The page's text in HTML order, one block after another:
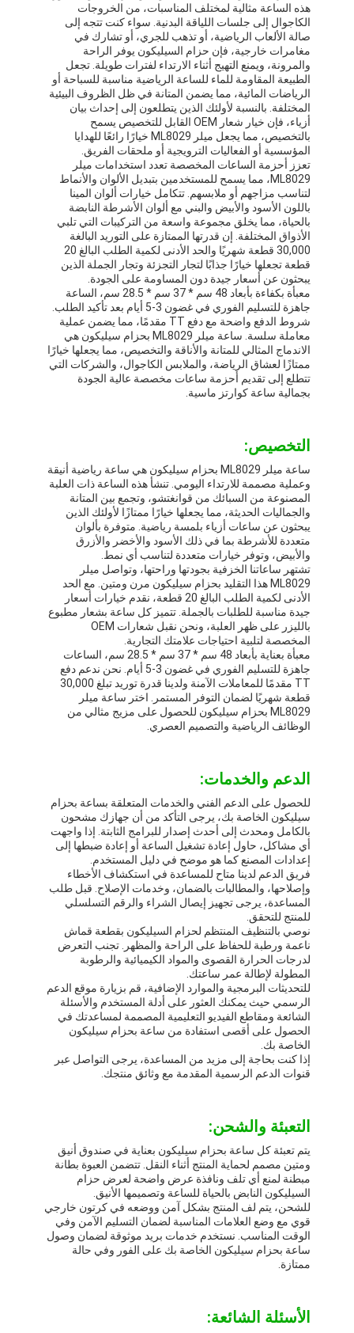
هذه الساعة مثالية لمختلف المناسبات، من الخروجات
الكاجوال إلى جلسات اللياقة البدنية. سواء كنت تتجه إلى
صالة الألعاب الرياضية، أو تذهب للجري، أو تشارك في
مغامرات خارجية، فإن حزام السيليكون يوفر الراحة
والمرونة، ويمنع التهيج أثناء الارتداء لفترات طويلة. تجعل
الطبيعة المقاومة للماء للساعة الرياضية مناسبة للسباحة أو
الرياضات المائية، مما يضمن المتانة في ظل الظروف البيئية
المختلفة. بالنسبة لأولئك الذين يتطلعون إلى إحداث بيان
أزياء، فإن خيار شعار OEM القابل للتخصيص يسمح
بالتخصيص، مما يجعل ميلر ML8029 خيارًا رائعًا للهدايا
المؤسسية أو الفعاليات الترويجية أو ملحقات الفريق.
تعزز أحزمة الساعات المخصصة تعدد استخدامات ميلر
ML8029، مما يسمح للمستخدمين بتبديل الألوان والأنماط
لتناسب مزاجهم أو ملابسهم. تتكامل خيارات ألوان المينا
باللون الأسود والأبيض والبني مع ألوان الأشرطة النابضة
بالحياة، مما يخلق مجموعة واسعة من التركيبات التي تلبي
الأذواق المختلفة. إن قدرتها الممتازة على التوريد البالغة
30,000 قطعة شهريًا والحد الأدنى لكمية الطلب البالغ 20
قطعة تجعلها خيارًا جذابًا لتجار التجزئة وتجار الجملة الذين
يبحثون عن أسعار جيدة دون المساومة على الجودة.
معبأة بكفاءة بأبعاد 48 سم * 37 سم * 28.5 سم، الساعة
جاهزة للتسليم الفوري في غضون 3-5 أيام بعد تأكيد الطلب.
شروط الدفع واضحة مع دفع TT مقدمًا، مما يضمن عملية
معاملة سلسة. ساعة ميلر ML8029 بحزام سيليكون هي
الاندماج المثالي للمتانة والأناقة والتخصيص، مما يجعلها خيارًا
ممتازًا لعشاق الرياضة، والملابس الكاجوال، والشركات التي
تتطلع إلى تقديم أحزمة ساعات مخصصة عالية الجودة
بجمالية ساعة كوارتز ماسية.
التخصيص:
ساعة ميلر ML8029 بحزام سيليكون هي ساعة رياضية أنيقة
وعملية مصممة للارتداء اليومي. تنشأ هذه الساعة ذات العلبة
المصنوعة من السبائك من قوانغتشو، وتجمع بين المتانة
والجماليات الحديثة، مما يجعلها خيارًا ممتازًا لأولئك الذين
يبحثون عن ساعات أزياء بلمسة رياضية. متوفرة بألوان
متعددة للأشرطة بما في ذلك الأسود والأخضر والأزرق
والأبيض، وتوفر خيارات متعددة لتناسب أي نمط.
تشتهر ساعاتنا الخزفية بجودتها وراحتها، وتواصل ميلر
ML8029 هذا التقليد بحزام سيليكون مرن ومتين. مع الحد
الأدنى لكمية الطلب البالغ 20 قطعة، نقدم خيارات أسعار
جيدة مناسبة للطلبات بالجملة. تتميز كل ساعة بشعار مطبوع
بالليزر على ظهر العلبة، ونحن نقبل شعارات OEM
المخصصة لتلبية احتياجات علامتك التجارية.
معبأة بعناية بأبعاد 48 سم * 37 سم * 28.5 سم، الساعات
جاهزة للتسليم الفوري في غضون 3-5 أيام. نحن ندعم دفع
TT مقدمًا للمعاملات الآمنة ولدينا قدرة توريد تبلغ 30,000
قطعة شهريًا لضمان التوفر المستمر. اختر ساعة ميلر
ML8029 بحزام سيليكون للحصول على مزيج مثالي من
الوظائف الرياضية والتصميم العصري.
الدعم والخدمات:
للحصول على الدعم الفني والخدمات المتعلقة بساعة بحزام
سيليكون الخاصة بك، يرجى التأكد من أن جهازك مشحون
بالكامل ومحدث إلى أحدث إصدار للبرامج الثابتة. إذا واجهت
أي مشاكل، حاول إعادة تشغيل الساعة أو إعادة ضبطها إلى
إعدادات المصنع كما هو موضح في دليل المستخدم.
فريق الدعم لدينا متاح للمساعدة في استكشاف الأخطاء
وإصلاحها، والمطالبات بالضمان، وخدمات الإصلاح. قبل طلب
المساعدة، يرجى تجهيز إيصال الشراء والرقم التسلسلي
للمنتج للتحقق.
نوصي بالتنظيف المنتظم لحزام السيليكون بقطعة قماش
ناعمة ورطبة للحفاظ على الراحة والمظهر. تجنب التعرض
لدرجات الحرارة القصوى والمواد الكيميائية والرطوبة
المطولة لإطالة عمر ساعتك.
للتحديثات البرمجية والموارد الإضافية، قم بزيارة موقع الدعم
الرسمي حيث يمكنك العثور على أدلة المستخدم والأسئلة
الشائعة ومقاطع الفيديو التعليمية المصممة لمساعدتك في
الحصول على أقصى استفادة من ساعة بحزام سيليكون
الخاصة بك.
إذا كنت بحاجة إلى مزيد من المساعدة، يرجى التواصل عبر
قنوات الدعم الرسمية المقدمة مع وثائق منتجك.
التعبئة والشحن:
يتم تعبئة كل ساعة بحزام سيليكون بعناية في صندوق أنيق
ومتين مصمم لحماية المنتج أثناء النقل. تتضمن العبوة بطانة
مبطنة لمنع أي تلف ونافذة عرض واضحة لعرض حزام
السيليكون النابض بالحياة للساعة وتصميمها الأنيق.
للشحن، يتم لف المنتج بشكل آمن ووضعه في كرتون خارجي
قوي مع وضع العلامات المناسبة لضمان التسليم الآمن وفي
الوقت المناسب. نستخدم خدمات بريد موثوقة لضمان وصول
ساعة بحزام سيليكون الخاصة بك على الفور وفي حالة
ممتازة.
الأسئلة الشائعة: